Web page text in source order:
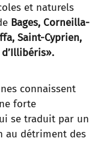
et naturels
Bages, Corneilla-
Saint-Cyprien,
d’Illibéris».
connaissent
forte
se traduit par un
au détriment des